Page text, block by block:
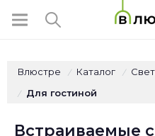
Влюстре / Каталог /
/ Для гостиной
Встраиваемые